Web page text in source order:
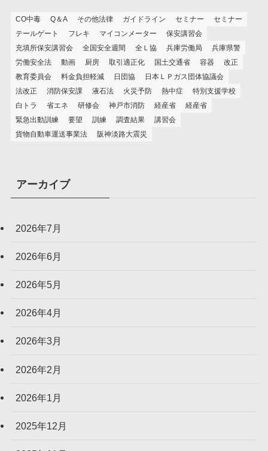
CO中毒 Q＆A その他法律 ガイドライン セミナー
セミナー
テールゲート
フレキ マイコンメーター
保安講習会
充填所保安講習会
全国安全週間 全Ｌ協 兵庫労働局
兵庫県警
労働安全法
動画 厨房 取引適正化 国土交通省 容器
改正
教育委員会
料金負担軽減 日団協
日本ＬＰガス団体協議会
法改正
消防保安課 液石法 火災予防 熱中症
特別支援学校
白トラ
省エネ 研修会 神戸市消防 経産省
経産省
緊急出動訓練
要望 訓練 調査結果
講習会
貨物自動車運送事業法
阪神淡路大震災
アーカイブ
2026年7月
2026年6月
2026年5月
2026年4月
2026年3月
2026年2月
2026年1月
2025年12月